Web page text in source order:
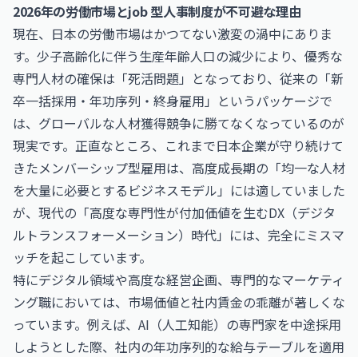
2026年の労働市場とjob 型人事制度が不可避な理由
現在、日本の労働市場はかつてない激変の渦中にありま
す。少子高齢化に伴う生産年齢人口の減少により、優秀な
専門人材の確保は「死活問題」となっており、従来の「新
卒一括採用・年功序列・終身雇用」というパッケージで
は、グローバルな人材獲得競争に勝てなくなっているのが
現実です。正直なところ、これまで日本企業が守り続けて
きたメンバーシップ型雇用は、高度成長期の「均一な人材
を大量に必要とするビジネスモデル」には適していました
が、現代の「高度な専門性が付加価値を生むDX（デジタ
ルトランスフォーメーション）時代」には、完全にミスマ
ッチを起こしています。
特にデジタル領域や高度な経営企画、専門的なマーケティ
ング職においては、市場価値と社内賃金の乖離が著しくな
っています。例えば、AI（人工知能）の専門家を中途採用
しようとした際、社内の年功序列的な給与テーブルを適用